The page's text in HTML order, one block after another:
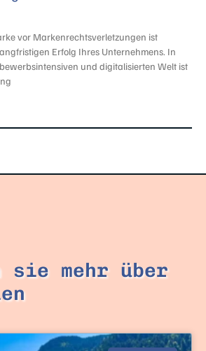
vor Markenrechtsverletzungen ist
Erfolg Ihres Unternehmens. In
und digitalisierten Welt ist
sie mehr über